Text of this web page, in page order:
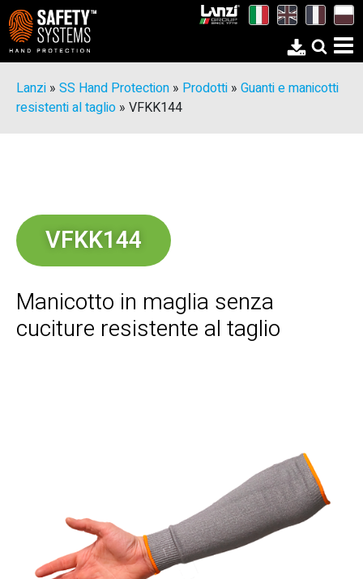
Lanzi » SS Hand Protection » Prodotti » Guanti e manicotti
resistenti al taglio » VFKK144
VFKK144
Manicotto in maglia senza
cuciture resistente al taglio